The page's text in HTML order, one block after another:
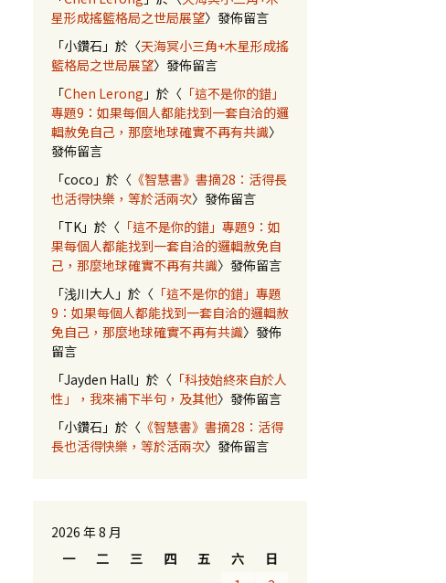
星形成搖籃格局之世局展望〉發佈留言
「小鑽石 」於〈天海冥小三角+木星形成搖
籃格局之世局展望〉發佈留言
「Chen Lerong 」於〈 「這不是你的錯」
專題9：如果每個人都能找到一套自洽的邏
輯赦免自己，那麼地球確實不再有共識〉
發佈留言
「coco 」於〈 《智慧書》書摘28：活得長
也活得快樂，等於活兩次〉發佈留言
「TK」於〈 「這不是你的錯」專題9：如
果每個人都能找到一套自洽的邏輯赦免自
己，那麼地球確實不再有共識〉發佈留言
「浅川大人 」於〈 「這不是你的錯」專題
9：如果每個人都能找到一套自洽的邏輯赦
免自己，那麼地球確實不再有共識〉發佈
留言
「Jayden Hall 」於〈 「科技始終來自於人
性」，我來補下半句，及其他〉發佈留言
「小鑽石 」於〈 《智慧書》書摘28：活得
長也活得快樂，等於活兩次〉發佈留言
2026 年 8 月
一
二 三 四 五 六
日